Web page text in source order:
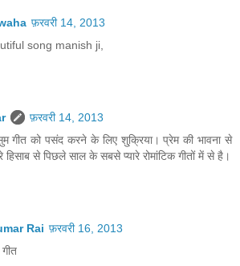
फ़रवरी 14, 2013
song manish ji,
फ़रवरी 14, 2013
गीत को पसंद करने के लिए शु्क्रिया। प्रेम की भावना से
से पिछले साल के सबसे प्यारे रोमांटिक गीतों में से है।
Rai फ़रवरी 16, 2013